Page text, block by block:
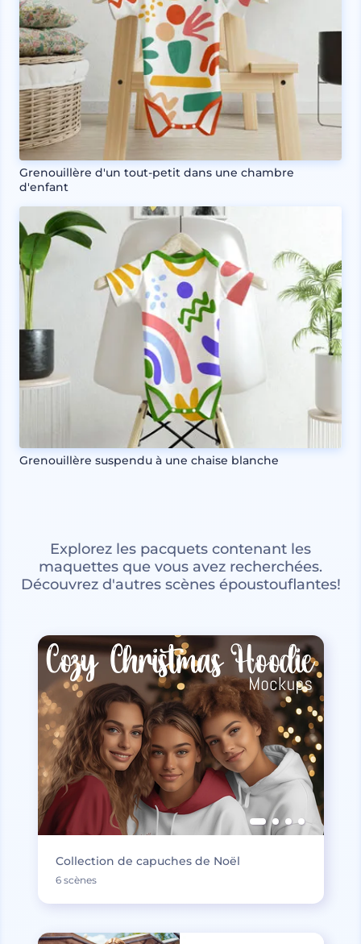
Grenouillère d'un tout-petit dans une chambre
d'enfant
Grenouillère suspendu à une chaise blanche
Explorez les pacquets contenant les
maquettes que vous avez recherchées.
Découvrez d'autres scènes époustouflantes!
Collection de capuches de Noël
6 scènes